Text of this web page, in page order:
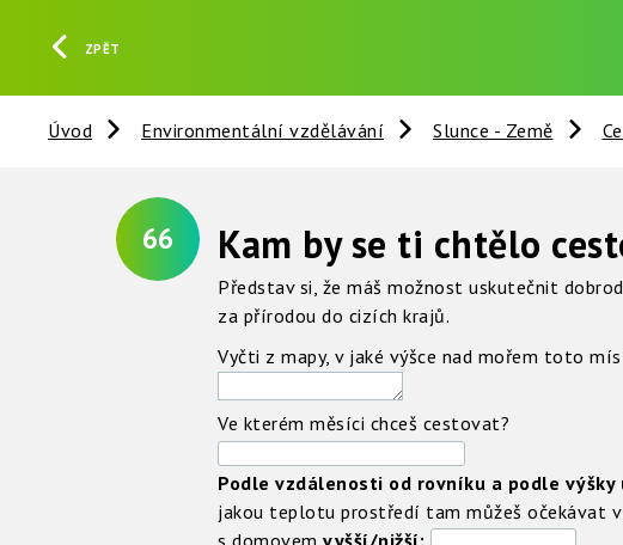
ZPĚT
Úvod Environmentální vzdělávání Slunce - Země
66 Kam by se ti chtělo
Představ si, že máš možnost uskutečnit
za přírodou do cizích krajů.
Vyčti z mapy, v jaké výšce nad mořem toto
Ve kterém měsíci chceš cestovat?
Podle vzdálenosti od rovníku a podle výšky
jakou teplotu prostředí tam můžeš očekávat
s domovem vyšší/nižší: